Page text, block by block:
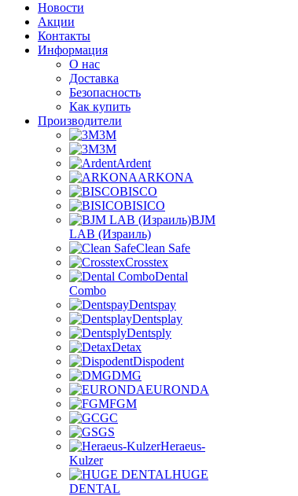
Новости
Акции
Контакты
Информация
О нас
Доставка
Безопасность
Как купить
Производители
3M
3М
Ardent
ARKONA
BISCO
BISICO
BJM
LAB (Израиль)
Clean Safe
Crosstex
Dental
Combo
Dentspay
Dentsplay
Dentsply
Detax
Dispodent
DMG
EURONDA
FGM
GC
GS
Heraeus-
Kulzer
HUGE
DENTAL